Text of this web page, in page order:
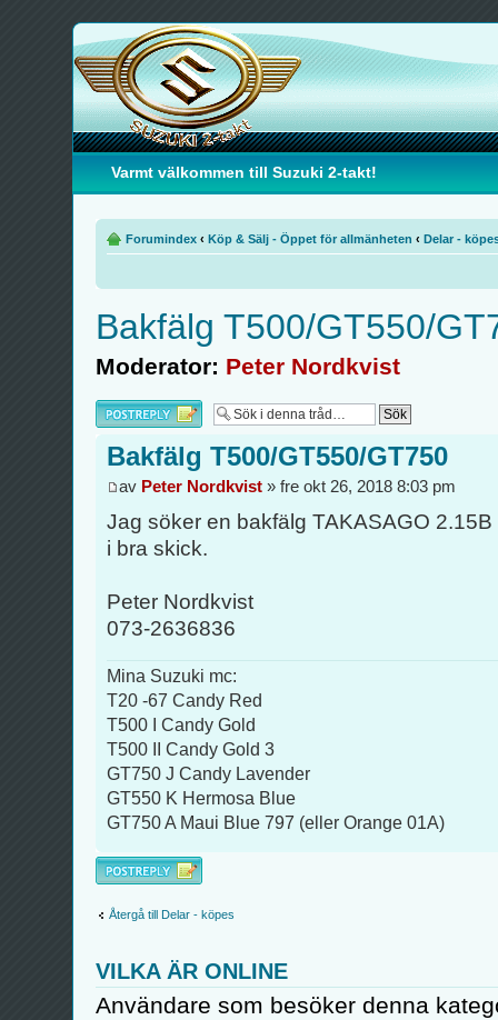
Varmt välkommen till Suzuki 2-takt!
Forumindex ‹ Köp & Sälj - Öppet för allmänheten ‹ Delar -
Bakfälg T500/GT550/
Moderator: Peter Nordkvist
Besvara
Bakfälg T500/GT550/GT750
av Peter Nordkvist » fre okt 26, 2018 8:03 pm
Jag söker en bakfälg TAKASAGO
i bra skick.
Peter Nordkvist
073-2636836
Mina Suzuki mc:
T20 -67 Candy Red
T500 I Candy Gold
T500 II Candy Gold 3
GT750 J Candy Lavender
GT550 K Hermosa Blue
GT750 A Maui Blue 797 (eller Orange 01A)
Besvara
Återgå till Delar - köpes
VILKA ÄR ONLINE
Användare som besöker denna